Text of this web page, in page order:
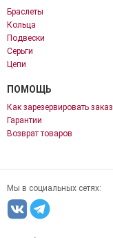
Браслеты
Кольца
Подвески
Серьги
Цепи
ПОМОЩЬ
Как зарезервировать заказ
Гарантии
Возврат товаров
Мы в социальных сетях: